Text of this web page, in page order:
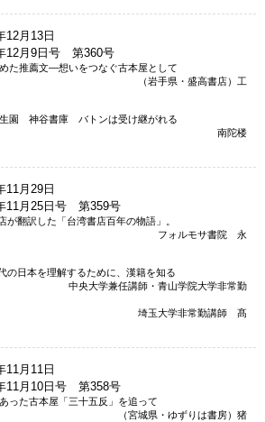
12月13日
12月9日号 第360号
た推薦文―想いをつなぐ古本屋として
手県・盛高書店）工
園 神谷書庫 バトンは受け継がれる
陀楼
11月29日
11月25日号 第359号
が翻訳した「台湾書店百年の物語」。
ォルモサ書院 永
の日本を理解するために、漢籍を知る
大学兼任講師・青山学院大学非常勤
大学非常勤講師 髙
11月11日
11月10日号 第358号
った古本屋「三十五反」を追って
城県・ゆずりは書房）猪